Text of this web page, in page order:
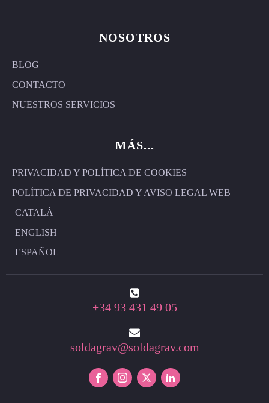
NOSOTROS
BLOG
CONTACTO
NUESTROS SERVICIOS
MÁS...
PRIVACIDAD Y POLÍTICA DE COOKIES
POLÍTICA DE PRIVACIDAD Y AVISO LEGAL WEB
CATALÀ
ENGLISH
ESPAÑOL
+34 93 431 49 05
soldagrav@soldagrav.com